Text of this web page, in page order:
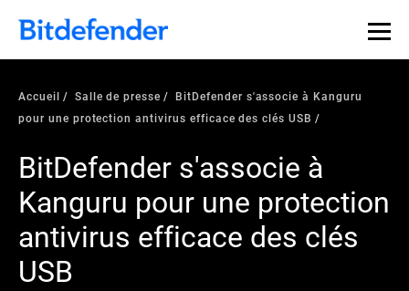
Accueil Salle de presse
BitDefender s'associe à Kanguru
pour une protection antivirus efficace des clés USB
BitDefender s'associe à
Kanguru pour une protection
antivirus efficace des clés
USB